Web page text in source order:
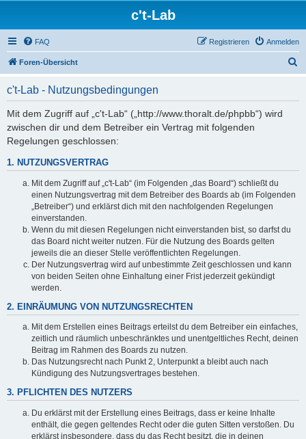
c't-Lab
FAQ Anmelden
Registrieren
Foren-Übersicht
c't-Lab - Nutzungsbedingungen
Mit dem Zugriff auf „c't-Lab“ („http://www.thoralt.de/phpbb“) wird
zwischen dir und dem Betreiber ein Vertrag mit folgenden
Regelungen geschlossen:
1. NUTZUNGSVERTRAG
Mit dem Zugriff auf „c't-Lab“ (im Folgenden „das Board“) schließt du
einen Nutzungsvertrag mit dem Betreiber des Boards ab (im Folgenden
„Betreiber“) und erklärst dich mit den nachfolgenden Regelungen
einverstanden.
Wenn du mit diesen Regelungen nicht einverstanden bist, so darfst du
das Board nicht weiter nutzen. Für die Nutzung des Boards gelten
jeweils die an dieser Stelle veröffentlichten Regelungen.
Der Nutzungsvertrag wird auf unbestimmte Zeit geschlossen und kann
von beiden Seiten ohne Einhaltung einer Frist jederzeit gekündigt
werden.
2. EINRÄUMUNG VON NUTZUNGSRECHTEN
Mit dem Erstellen eines Beitrags erteilst du dem Betreiber ein einfaches,
zeitlich und räumlich unbeschränktes und unentgeltliches Recht, deinen
Beitrag im Rahmen des Boards zu nutzen.
Das Nutzungsrecht nach Punkt 2, Unterpunkt a bleibt auch nach
Kündigung des Nutzungsvertrages bestehen.
3. PFLICHTEN DES NUTZERS
Du erklärst mit der Erstellung eines Beitrags, dass er keine Inhalte
enthält, die gegen geltendes Recht oder die guten Sitten verstoßen. Du
erklärst insbesondere, dass du das Recht besitzt, die in deinen